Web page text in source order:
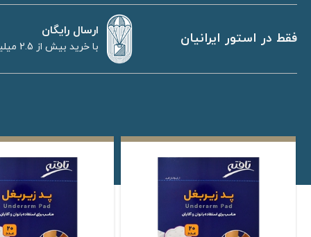
فقط در استور ایرانیان ارسال رایگان
با خرید بیش از 2.5 میلیون تومان